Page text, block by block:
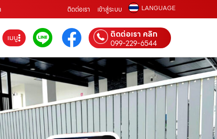
ติดต่อเรา เข้าสู่ระบบ LANGUAGE
เมนู ติดต่อเรา คลิก
099-229-6544